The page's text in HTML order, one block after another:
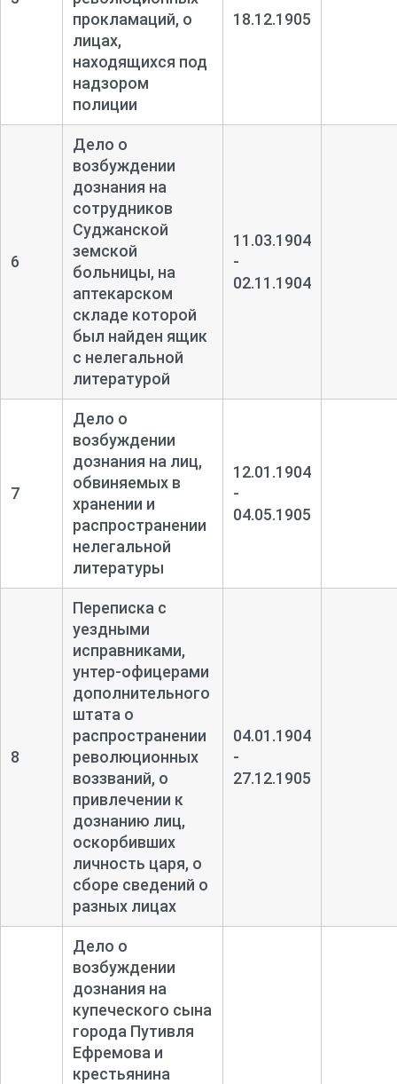
прокламаций, о
лицах,
находящихся под
надзором
полиции
18.12.1905
6
Дело о
возбуждении
дознания на
сотрудников
Суджанской
земской
больницы, на
аптекарском
складе которой
был найден ящик
с нелегальной
литературой
11.03.1904
-
02.11.1904
7
Дело о
возбуждении
дознания на лиц,
обвиняемых в
хранении и
распространении
нелегальной
литературы
12.01.1904
-
04.05.1905
8
Переписка с
уездными
исправниками,
унтер-офицерами
дополнительного
штата о
распространении
революционных
воззваний, о
привлечении к
дознанию лиц,
оскорбивших
личность царя, о
сборе сведений о
разных лицах
04.01.1904
-
27.12.1905
Дело о
возбуждении
дознания на
купеческого сына
города Путивля
Ефремова и
крестьянина